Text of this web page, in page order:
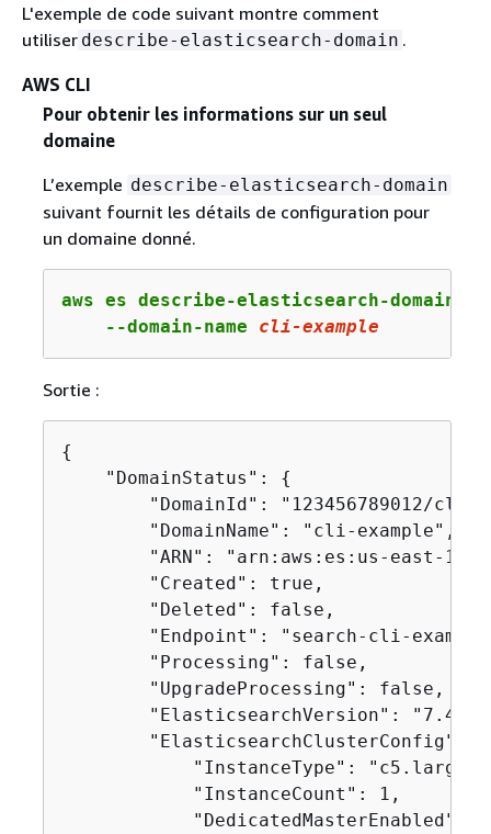
L'exemple de code suivant montre comment
utiliser describe-elasticsearch-domain .
AWS CLI
Pour obtenir les informations sur un seul
domaine
L’exemple describe-elasticsearch-domain
suivant fournit les détails de configuration pour
un domaine donné.
aws es describe-elasticsearch-domain \
    --domain-name
cli-example
Sortie :
{
    "DomainStatus":
{
"DomainId": "123456789012/cli-
        "DomainName": "cli-example",
"ARN": "arn:aws:es:us-east-
        "Created": true,
        "Deleted": false,
"Endpoint": "search-cli-
        "Processing": false,
        "UpgradeProcessing": false,
        "ElasticsearchVersion": "7.4",
        "ElasticsearchClusterConfig":
"InstanceType":
            "InstanceCount": 1,
"DedicatedMasterEnabled":